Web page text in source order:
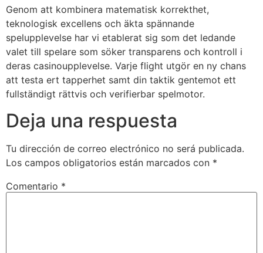
Genom att kombinera matematisk korrekthet,
teknologisk excellens och äkta spännande
spelupplevelse har vi etablerat sig som det ledande
valet till spelare som söker transparens och kontroll i
deras casinoupplevelse. Varje flight utgör en ny chans
att testa ert tapperhet samt din taktik gentemot ett
fullständigt rättvis och verifierbar spelmotor.
Deja una respuesta
Tu dirección de correo electrónico no será publicada.
Los campos obligatorios están marcados con *
Comentario *